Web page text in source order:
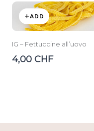
ADD
IG – Fettuccine all’uovo
4,00 CHF